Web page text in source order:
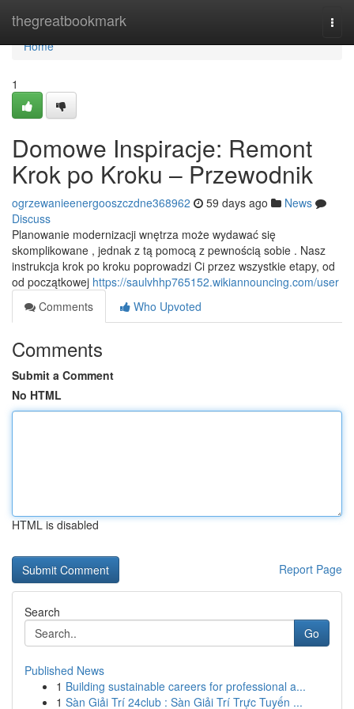
thegreatbookmark
Home
Home
1
Domowe Inspiracje: Remont
Krok po Kroku – Przewodnik
ogrzewanieenergooszczdne368962 59 days ago
News
Discuss
Planowanie modernizacji wnętrza może wydawać się
skomplikowane , jednak z tą pomocą z pewnością sobie . Nasz
instrukcja krok po kroku poprowadzi Ci przez wszystkie etapy, od
od początkowej https://saulvhhp765152.wikiannouncing.com/user
Comments
Who Upvoted
Comments
Submit a Comment
No HTML
HTML is disabled
Report Page
Search
Go
Published News
1 Building sustainable careers for professional a...
1 Sàn Giải Trí 24club : Sàn Giải Trí Trực Tuyến ...